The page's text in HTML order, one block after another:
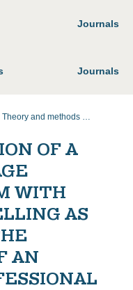
Journals
Journals
Theory and methods of teaching and upbringing (by areas and levels of education)
OF A
WITH
AS
AN